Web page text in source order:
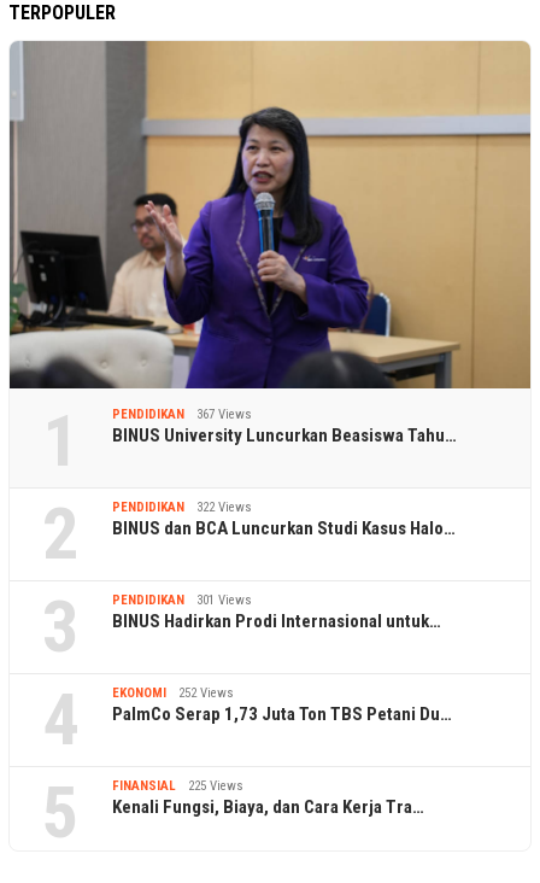
TERPOPULER
1 PENDIDIKAN 367 Views
BINUS University Luncurkan Beasiswa Tahu…
2 PENDIDIKAN 322 Views
BINUS dan BCA Luncurkan Studi Kasus Halo…
3 PENDIDIKAN 301 Views
BINUS Hadirkan Prodi Internasional untuk…
4 EKONOMI 252 Views
PalmCo Serap 1,73 Juta Ton TBS Petani Du…
5 FINANSIAL 225 Views
Kenali Fungsi, Biaya, dan Cara Kerja Tra…